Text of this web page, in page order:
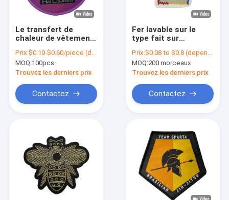
Le transfert de
chaleur de vêtement
corrections
sublimées par
coutume de
chemise anti-
rétrécissement
Prix:$0.10-$0.60/piece (depends on the design and order quantity)
MOQ:100pcs
Trouvez les derniers prix
Contactez
Fer lavable sur le
type fait sur
de Logo Patches
Shrink Proof Woven
Prix:$0.08 to $0.8 (depends on the design and order quantity)
MOQ:200 morceaux
Trouvez les derniers prix
Contactez